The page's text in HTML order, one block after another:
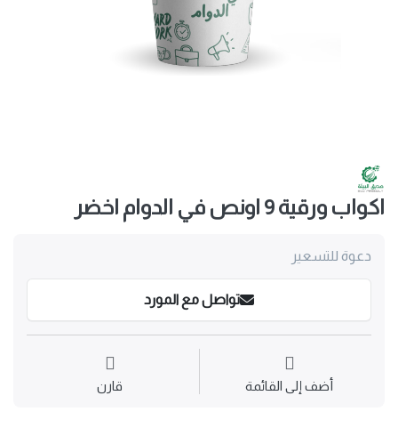
اكواب ورقية 9 اونص في الدوام اخضر
دعوة للتسعير
تواصل مع المورد
أضف إلى القائمة قارن